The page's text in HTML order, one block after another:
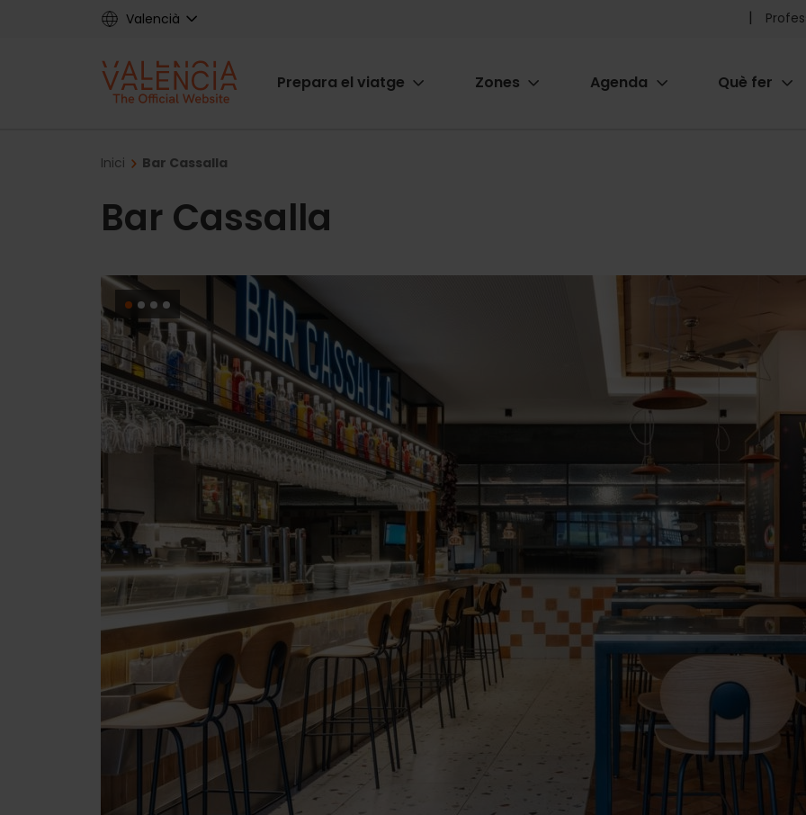
Valencià
Pre
Main
Prepara el viatge Zones Agenda Què fer
Breadcrumb
Inici Bar Cassalla
Bar Cassalla